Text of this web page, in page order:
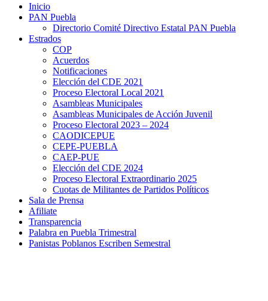
Inicio
PAN Puebla
Directorio Comité Directivo Estatal PAN Puebla
Estrados
COP
Acuerdos
Notificaciones
Elección del CDE 2021
Proceso Electoral Local 2021
Asambleas Municipales
Asambleas Municipales de Acción Juvenil
Proceso Electoral 2023 – 2024
CAODICEPUE
CEPE-PUEBLA
CAEP-PUE
Elección del CDE 2024
Proceso Electoral Extraordinario 2025
Cuotas de Militantes de Partidos Políticos
Sala de Prensa
Afiliate
Transparencia
Palabra en Puebla Trimestral
Panistas Poblanos Escriben Semestral